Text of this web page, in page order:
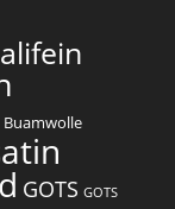
Buamwolle
GOTS GOTS